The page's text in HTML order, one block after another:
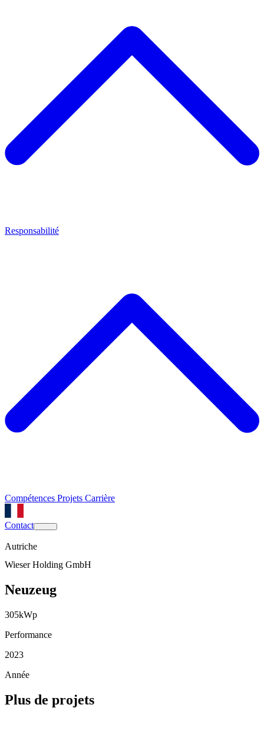
Responsabilité
Compétences Projets Carrière
Contact
Autriche
Wieser Holding GmbH
Neuzeug
305kWp
Performance
2023
Année
Plus de projets